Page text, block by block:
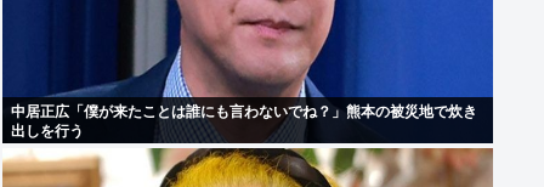
中居正広「僕が来たことは誰にも言わないでね？」熊本の被災地で炊き
出しを行う